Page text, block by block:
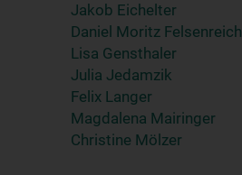
Jakob Eichelter
Daniel Moritz Felsenreich
Lisa Gensthaler
Julia Jedamzik
Felix Langer
Magdalena Mairinger
Christine Mölzer